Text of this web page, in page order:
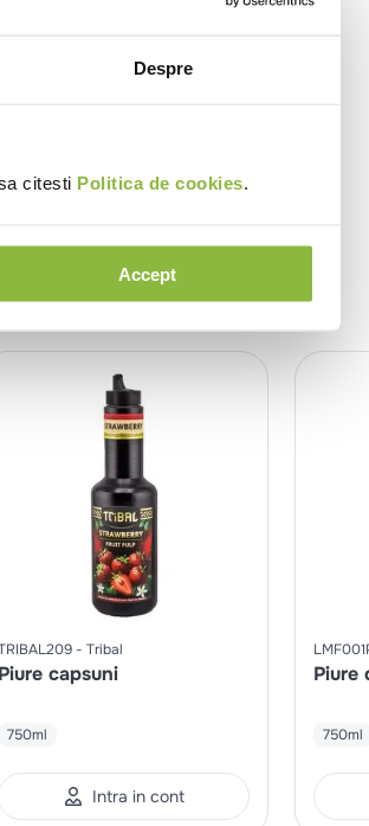
Despre
citesti Politica de cookies.
Accept
Tribal
Piure capsuni
750ml
Intra in cont
Piure
750ml